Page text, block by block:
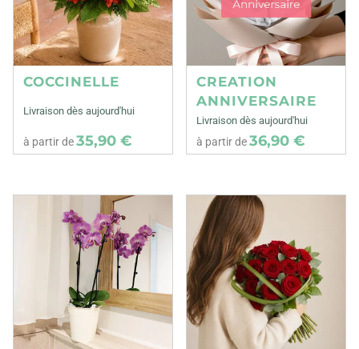
COCCINELLE
Livraison dès aujourd'hui
à partir de35,90 €
CREATION
ANNIVERSAIRE
Livraison dès aujourd'hui
à partir de36,90 €